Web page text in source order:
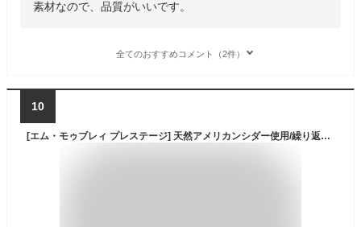
素材なので、品質がいいです。
全てのおすすめコメント（2件）
10
[エム・モゥブレィ プレステージ] 天然アメリカンシダー使用/繰り返し使える除湿・消臭剤 シダードライ メンズ マルチカラー Free